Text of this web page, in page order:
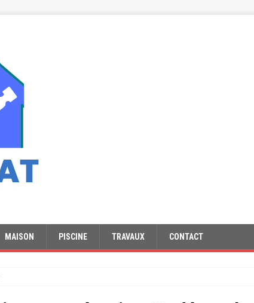
MAISON PISCINE TRAVAUX CONTACT